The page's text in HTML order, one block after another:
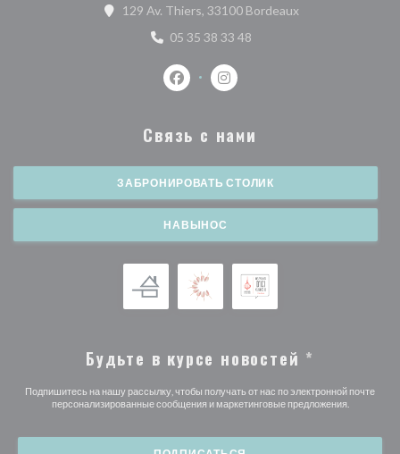
129 Av. Thiers, 33100 Bordeaux((открывается в
05 35 38 33 48
Facebook ((открывается в новом
Instagram ((открывается в
Связь с нами
ЗАБРОНИРОВАТЬ СТОЛИК
НАВЫНОС
Будьте в курсе новостей *
Подпишитесь на нашу рассылку, чтобы получать от нас по электронной почте
персонализированные сообщения и маркетинговые предложения.